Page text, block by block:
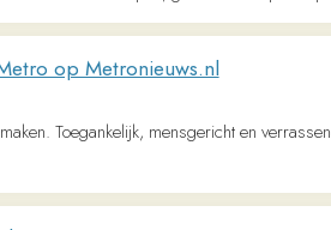
achtergronden, columns, opinie,
op de hoogte van alle entertainment-nieuwtjes